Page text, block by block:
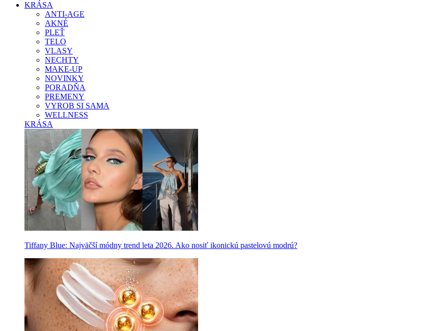
KRÁSA
ANTI-AGE
AKNÉ
PLEŤ
TELO
VLASY
NECHTY
MAKE-UP
NOVINKY
PORADŇA
PREMENY
VYROB SI SAMA
WELLNESS
KRÁSA
Tiffany Blue: Najväčší módny trend leta 2026. Ako nosiť ikonickú pastelovú modrú?